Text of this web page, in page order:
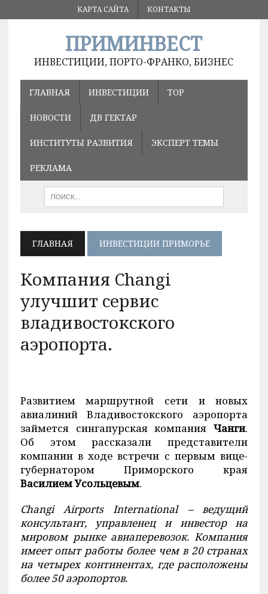
КАРТА САЙТА КОНТАКТЫ
ПРИМИНВЕСТ
ИНВЕСТИЦИИ, ПОРТО-ФРАНКО, БИЗНЕС
ГЛАВНАЯ ИНВЕСТИЦИИ ТОР
НОВОСТИ ДВ ГЕКТАР
ИНСТИТУТЫ РАЗВИТИЯ ЭКСПЕРТ ТЕМЫ
РЕКЛАМА
ГЛАВНАЯ ИНВЕСТИЦИИ ПРИМОРЬЕ
Компания Changi
улучшит сервис
владивостокского
аэропорта.
Развитием маршрутной сети и новых
авиалиний Владивостокского аэропорта
займется сингапурская компанияЧанги.
Об этом рассказали представители
компании в ходе встречи с первым вице-
губернатором Приморского края
Василием Усольцевым.
Changi Airports International – ведущий
консультант, управленец и инвестор на
мировом рынке авиаперевозок. Компания
имеет опыт работы более чем в 20 странах
на четырех континентах, где расположены
более 50 аэропортов.